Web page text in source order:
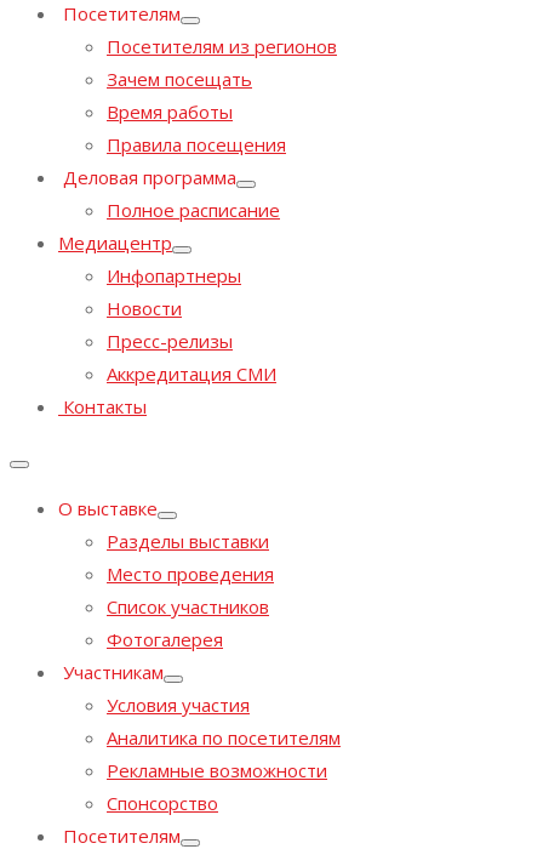
Посетителям
Посетителям из регионов
Зачем посещать
Время работы
Правила посещения
Деловая программа
Полное расписание
Медиацентр
Инфопартнеры
Новости
Пресс-релизы
Аккредитация СМИ
Контакты
О выставке
Разделы выставки
Место проведения
Список участников
Фотогалерея
Участникам
Условия участия
Аналитика по посетителям
Рекламные возможности
Спонсорство
Посетителям